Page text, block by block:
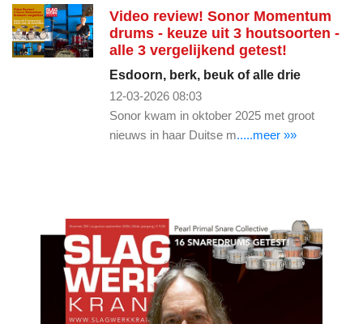
Video review! Sonor Momentum
drums - keuze uit 3 houtsoorten -
alle 3 vergelijkend getest!
Esdoorn, berk, beuk of alle drie
12-03-2026 08:03
Sonor kwam in oktober 2025 met groot
nieuws in haar Duitse m.....meer »»